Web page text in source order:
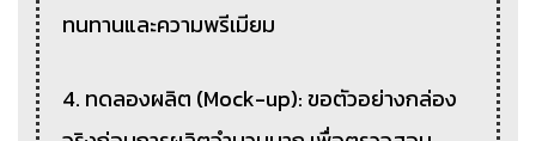
ทนทานและความพรีเมียม
4. ทดลองผลิต (Mock-up): ขอตัวอย่างกล่อง